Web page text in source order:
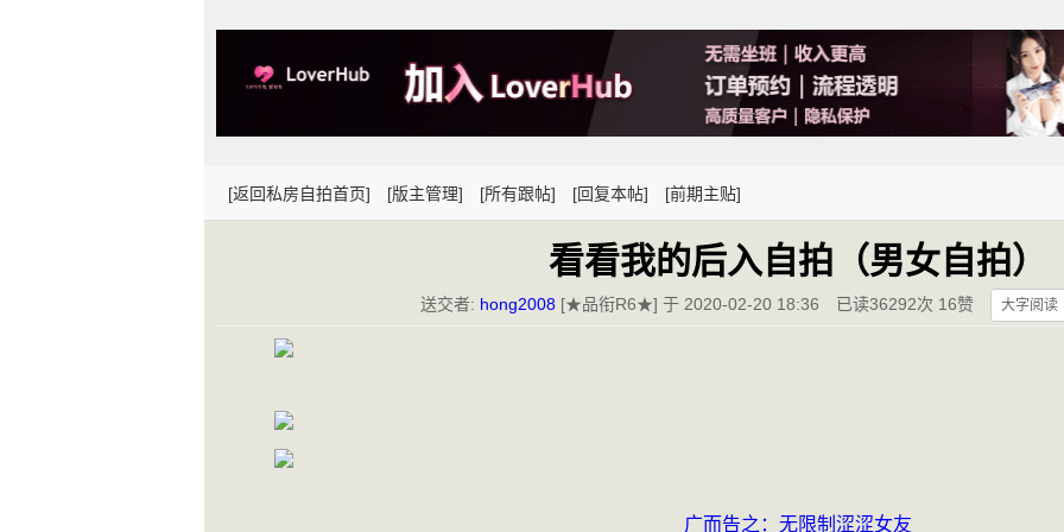
[返回私房自拍首页] [版主管理] [所有跟帖] [回复本帖] [前期主贴]
看看我的后入自拍（男女自拍）
送交者: hong2008 [★品衔R6★] 于 2020-02-20 18:36 已读36292次 16赞 大字阅读
广而告之：无限制涩涩女友